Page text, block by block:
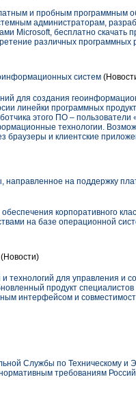
и пробным программным
администраторам,
Microsoft, бесплатно скачать
различных программных
систем
для создания
линейки программных
этого ПО – пользователи
технологии.
браузеры и клиентские
направленное на поддержку
корпоративного
на базе операционной
(Новости)
технологий для управления и
продукт
интерфейсом и
Службы по Техническому и
требованиям